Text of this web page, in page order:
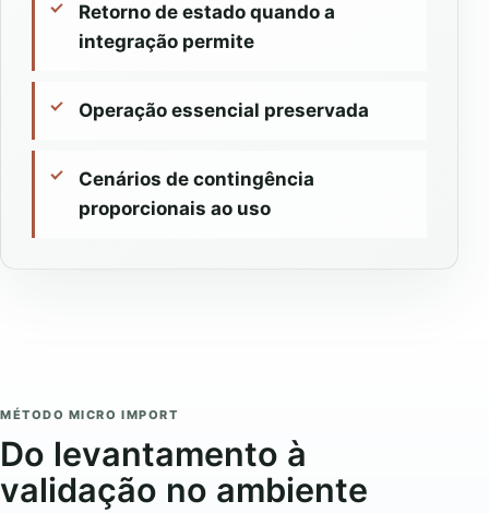
Retorno de estado quando a
integração permite
Operação essencial preservada
Cenários de contingência
proporcionais ao uso
MÉTODO MICRO IMPORT
Do levantamento à
validação no ambiente